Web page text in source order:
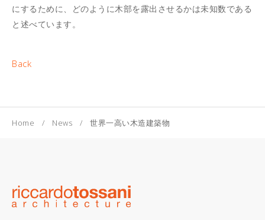
にするために、どのように木部を露出させるかは未知数である
と述べています。
Back
Home News 世界一高い木造建築物